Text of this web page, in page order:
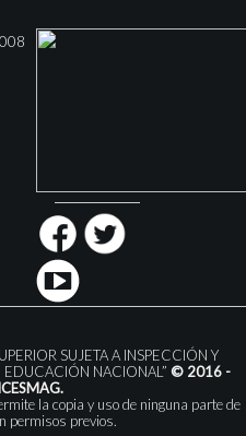
SUJETA A INSPECCIÓN Y
EDUCACIÓN NACIONAL” © 2016 -
la copia y uso de ninguna parte de
permisos previos.